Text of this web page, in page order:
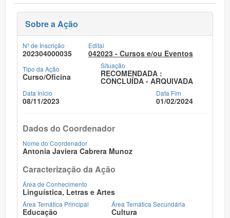
Sobre a Ação
Nº de Inscrição
202304000035
Edital
042023 - Cursos e/ou Eventos
Tipo da Ação
Curso/Oficina
Situação
RECOMENDADA :
CONCLUÍDA - ARQUIVADA
Data Inicio
08/11/2023
Data Fim
01/02/2024
Dados do Coordenador
Nome do Coordenador
Antonia Javiera Cabrera Munoz
Caracterização da Ação
Área de Conhecimento
Linguística, Letras e Artes
Área Temática Principal
Educação
Área Temática Secundária
Cultura